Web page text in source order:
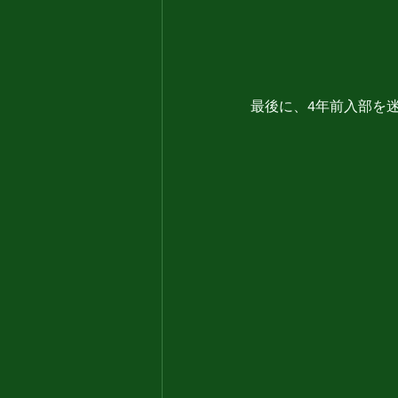
最後に、4年前入部を